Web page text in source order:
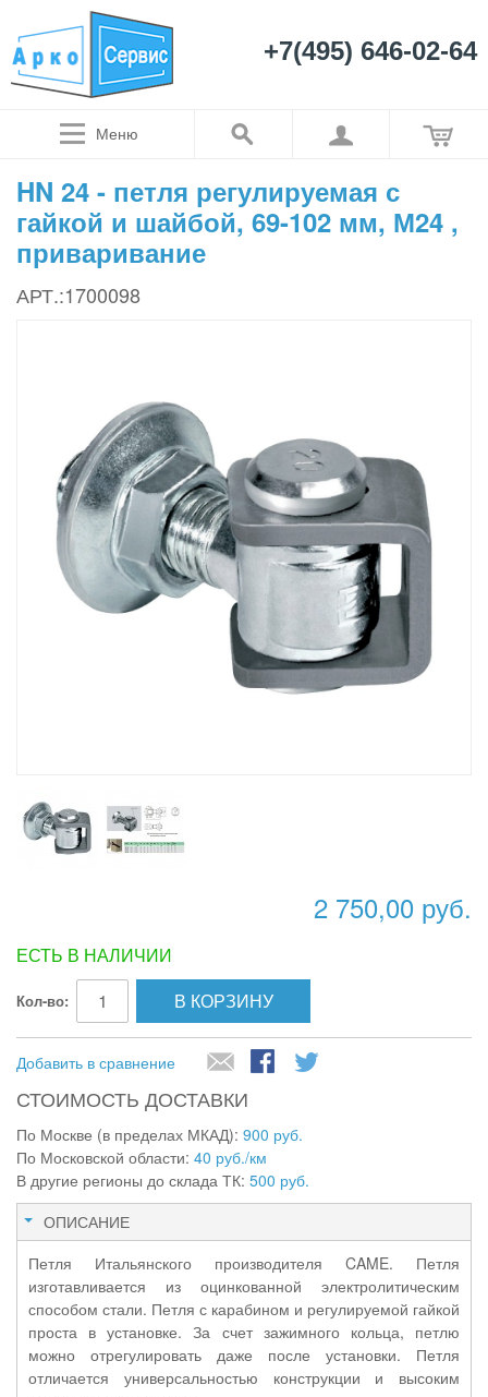
+7(495) 646-02-64
Меню
HN 24 - петля регулируемая с
гайкой и шайбой, 69-102 мм, М24 ,
приваривание
АРТ.:1700098
2 750,00 руб.
ЕСТЬ В НАЛИЧИИ
Кол-во: В КОРЗИНУ
Добавить в сравнение
СТОИМОСТЬ ДОСТАВКИ
По Москве (в пределах МКАД): 900 руб.
По Московской области: 40 руб./км
В другие регионы до склада ТК: 500 руб.
ОПИСАНИЕ
Петля Итальянского производителя CAME. Петля
изготавливается из оцинкованной электролитическим
способом стали. Петля с карабином и регулируемой гайкой
проста в установке. За счет зажимного кольца, петлю
можно отрегулировать даже после установки. Петля
отличается универсальностью конструкции и высоким